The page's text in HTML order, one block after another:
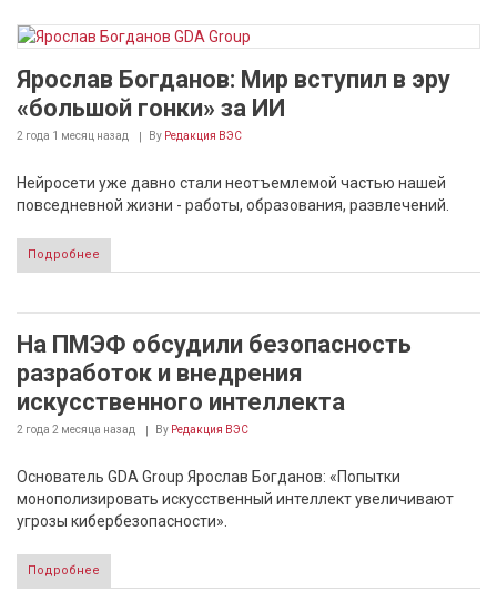
Ярослав Богданов: Мир вступил в эру
«большой гонки» за ИИ
2 года 1 месяц назад By Редакция ВЭС
Нейросети уже давно стали неотъемлемой частью нашей
повседневной жизни - работы, образования, развлечений.
Подробнее
На ПМЭФ обсудили безопасность
разработок и внедрения
искусственного интеллекта
2 года 2 месяца назад By Редакция ВЭС
Основатель GDA Group Ярослав Богданов: «Попытки
монополизировать искусственный интеллект увеличивают
угрозы кибербезопасности».
Подробнее